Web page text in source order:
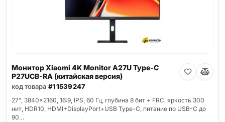
Монитор Xiaomi 4K Monitor A27U Type-C
P27UCB-RA (китайская версия)
код товара #11539247
27", 3840x2160, 16:9, IPS, 60 Гц, глубина 8 бит + FRC, яркость 300
нит, HDR10, HDMI+DisplayPort+USB Type-C, питание по USB-C до
90…